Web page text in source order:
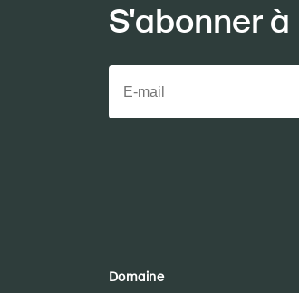
S'abonner
Domaine